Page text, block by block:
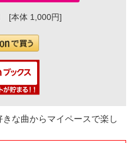
[本体 1,000円]
な曲からマイペースで楽し